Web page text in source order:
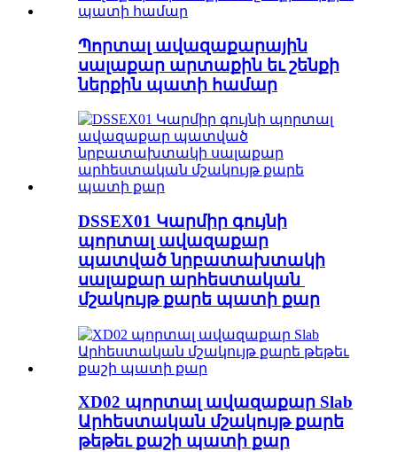
Պորտալ ավազաքարային
սալաքար արտաքին եւ շենքի
ներքին պատի համար
DSSEX01 Կարմիր գույնի
պորտալ ավազաքար
պատված նրբատախտակի
սալաքար արհեստական ​​
մշակույթ քարե պատի քար
XD02 պորտալ ավազաքար Slab
Արհեստական ​​մշակույթ քարե
թեթեւ քաշի պատի քար